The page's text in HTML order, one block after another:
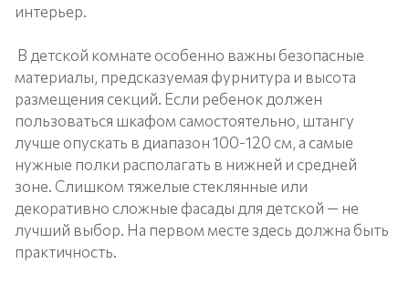
интерьер.
В детской комнате особенно важны безопасные
материалы, предсказуемая фурнитура и высота
размещения секций. Если ребенок должен
пользоваться шкафом самостоятельно, штангу
лучше опускать в диапазон 100-120 см, а самые
нужные полки располагать в нижней и средней
зоне. Слишком тяжелые стеклянные или
декоративно сложные фасады для детской — не
лучший выбор. На первом месте здесь должна быть
практичность.